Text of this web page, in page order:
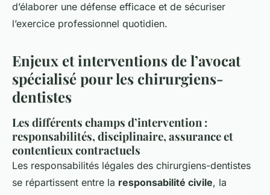
d’élaborer une défense efficace et de sécuriser
l’exercice professionnel quotidien.
Enjeux et interventions de l’avocat
spécialisé pour les chirurgiens-
dentistes
Les différents champs d’intervention :
responsabilités, disciplinaire, assurance et
contentieux contractuels
Les responsabilités légales des chirurgiens-dentistes
se répartissent entre la responsabilité civile, la